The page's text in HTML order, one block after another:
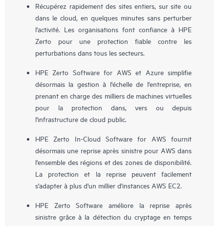
Récupérez rapidement des sites entiers, sur site ou
dans le cloud, en quelques minutes sans perturber
l'activité. Les organisations font confiance à HPE
Zerto pour une protection fiable contre les
perturbations dans tous les secteurs.
HPE Zerto Software for AWS et Azure simplifie
désormais la gestion à l'échelle de l'entreprise, en
prenant en charge des milliers de machines virtuelles
pour la protection dans, vers ou depuis
l'infrastructure de cloud public.
HPE Zerto In-Cloud Software for AWS fournit
désormais une reprise après sinistre pour AWS dans
l'ensemble des régions et des zones de disponibilité.
La protection et la reprise peuvent facilement
s'adapter à plus d'un millier d'instances AWS EC2.
HPE Zerto Software améliore la reprise après
sinistre grâce à la détection du cryptage en temps